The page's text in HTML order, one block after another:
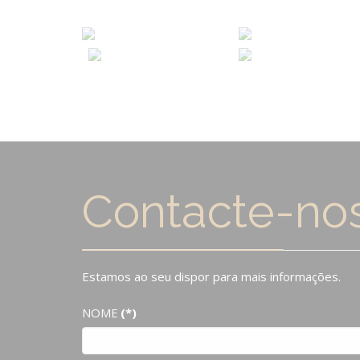
Contacte-
Estamos ao seu dispor para mais informações.
NOME (*)